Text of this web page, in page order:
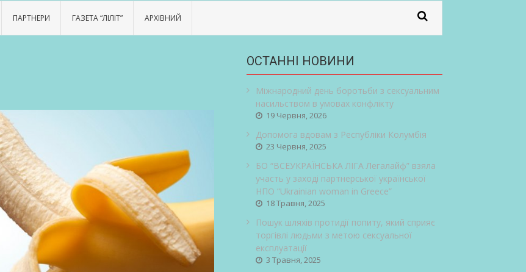
ПАРТНЕРИ ГАЗЕТА “ЛІЛІТ” АРХІВНИЙ
ОСТАННІ НОВИНИ
Міжнародний день боротьби з сексуальним
насильством в умовах конфлікту
19 Червня, 2026
Допомога вдовам з Республіки Колумбія
23 Червня, 2025
БО “ВСЕУКРАЇНСЬКА ЛІГА Легалайф” взяла
участь у заході партнерської української
НПО “Ukrainian woman in Greece”
18 Травня, 2025
Пошук шляхів протидії попиту, який сприяє
торгівлі людьми з метою сексуальної
експлуатації
3 Травня, 2025